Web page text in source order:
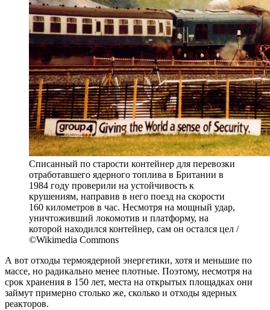
Списанный по старости контейнер для перевозки
отработавшего ядерного топлива в Британии в
1984 году проверили на устойчивость к
крушениям, направив в него поезд на скорости
160 километров в час. Несмотря на мощный удар,
уничтоживший локомотив и платформу, на
которой находился контейнер, сам он остался цел /
©Wikimedia Commons
А вот отходы термоядерной энергетики, хотя и меньшие по
массе, но радикально менее плотные. Поэтому, несмотря на
срок хранения в 150 лет, места на открытых площадках они
займут примерно столько же, сколько и отходы ядерных
реакторов.